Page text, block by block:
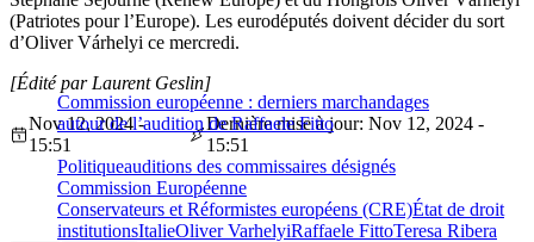
(Patriotes pour l’Europe). Les eurodéputés doivent décider du sort
d’Oliver Várhelyi ce mercredi.
Commission européenne : derniers marchandages
autour de l’audition de Raffaele Fitto
[Édité par Laurent Geslin]
Nov 12, 2024 -
15:51
Dernière mise à jour: Nov 12, 2024 -
15:51
Politiqueauditions des commissaires désignés
Commission Européenne
Conservateurs et Réformistes européens (CRE)État de droit
institutionsItalieOliver VarhelyiRaffaele FittoTeresa Ribera